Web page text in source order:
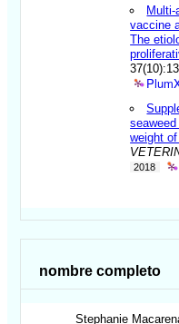
vaccine
The
weight
2018
nombre completo
Stephanie